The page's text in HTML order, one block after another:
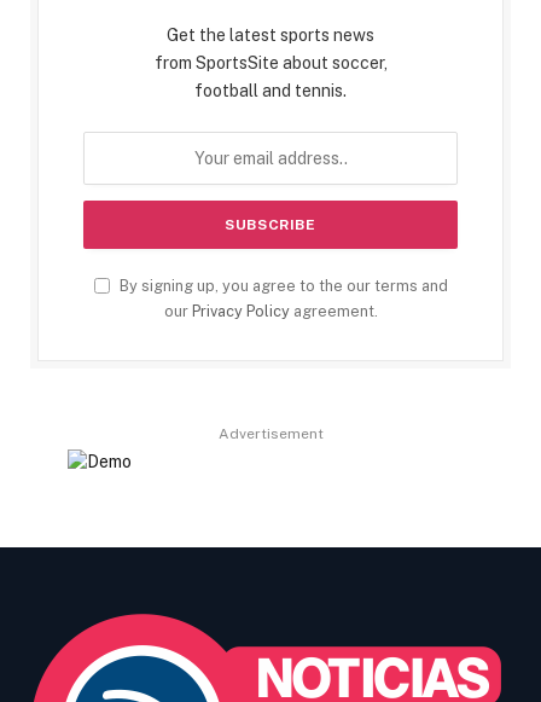
Get the latest sports news
from SportsSite about soccer,
football and tennis.
By signing up, you agree to the our terms and
our Privacy Policyagreement.
Advertisement